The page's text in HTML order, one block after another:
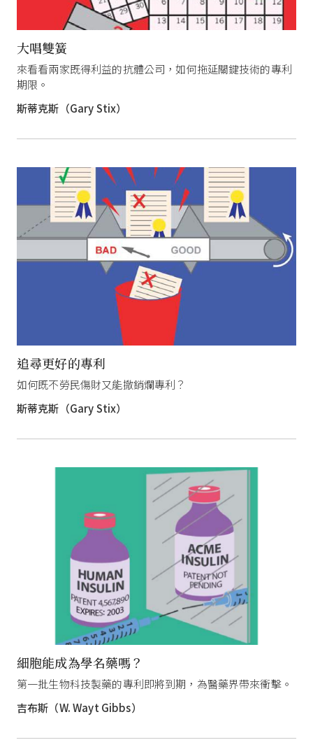
大唱雙簧
來看看兩家既得利益的抗體公司，如何拖延關鍵技術的專利
期限。
斯蒂克斯（Gary Stix）
追尋更好的專利
如何既不勞民傷財又能撤銷爛專利？
斯蒂克斯（Gary Stix）
細胞能成為學名藥嗎？
第一批生物科技製藥的專利即將到期，為醫藥界帶來衝擊。
吉布斯（W. Wayt Gibbs）